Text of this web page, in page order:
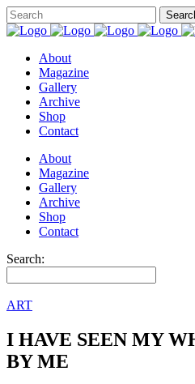
About
Magazine
Gallery
Archive
Shop
Contact
About
Magazine
Gallery
Archive
Shop
Contact
Search:
ART
I HAVE SEEN MY
BY ME